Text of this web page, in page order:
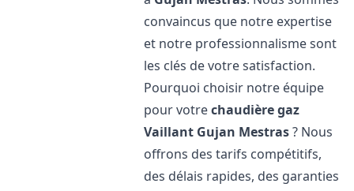
convaincus que notre expertise
et notre professionnalisme sont
les clés de votre satisfaction.
Pourquoi choisir notre équipe
pour votrechaudière gaz
Vaillant Gujan Mestras? Nous
offrons des tarifs compétitifs,
des délais rapides, des garanties